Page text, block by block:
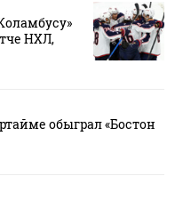
НХЛ,
обыграл «Бостон